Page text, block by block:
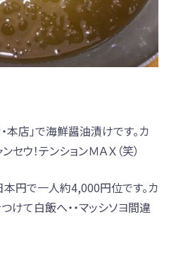
本店」で海鮮醤油漬けです。カ
セウ！テンションＭＡＸ（笑）
円で一人約4,000円位です。カ
けて白飯へ・・マッシソヨ間違